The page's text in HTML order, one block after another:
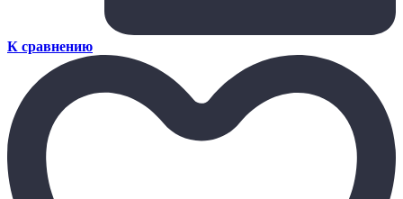
К сравнению